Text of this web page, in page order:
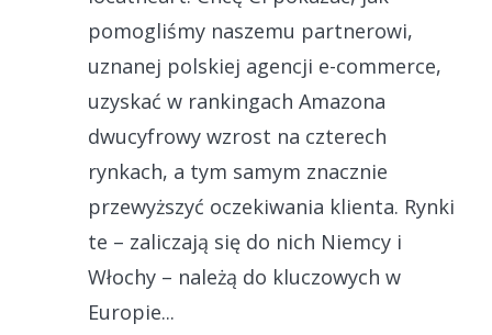
pomogliśmy naszemu partnerowi,
uznanej polskiej agencji e-commerce,
uzyskać w rankingach Amazona
dwucyfrowy wzrost na czterech
rynkach, a tym samym znacznie
przewyższyć oczekiwania klienta. Rynki
te – zaliczają się do nich Niemcy i
Włochy – należą do kluczowych w
Europie...